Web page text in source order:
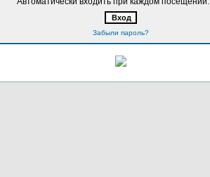
Забыли пароль?